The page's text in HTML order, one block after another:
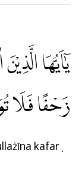
يٰٓاَيُّهَا
زَحْفًا فَلَا
kafarụ